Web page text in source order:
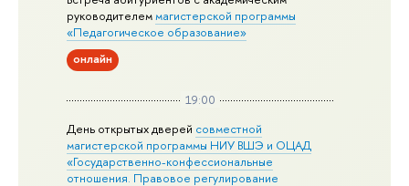
руководителеммагистерской программы
«Педагогическое образование»
онлайн
19:00
День открытых дверей совместной
магистерской программы НИУ ВШЭ и ОЦАД
«Государственно-конфессиональные
отношения. Правовое регулирование